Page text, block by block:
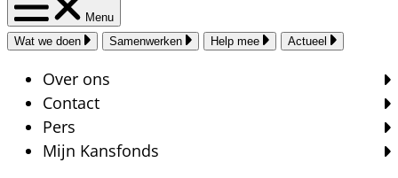
Menu
Wat we doen
Samenwerken Help mee Actueel
Over ons
Contact
Pers
Mijn Kansfonds